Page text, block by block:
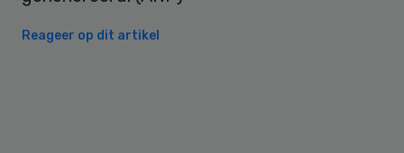
Reageer op dit artikel